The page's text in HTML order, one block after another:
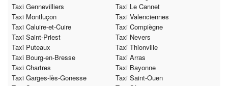
Taxi Gennevilliers
Taxi Le Cannet
Taxi Montluçon
Taxi Valenciennes
Taxi Caluire-et-Cuire
Taxi Compiègne
Taxi Saint-Priest
Taxi Nevers
Taxi Puteaux
Taxi Thionville
Taxi Bourg-en-Bresse
Taxi Arras
Taxi Chartres
Taxi Bayonne
Taxi Garges-lès-Gonesse
Taxi Saint-Ouen